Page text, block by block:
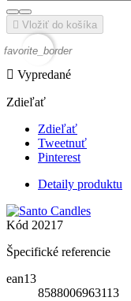
 Vložiť do košíka
favorite_border
 Vypredané
Zdieľať
Zdieľať
Tweetnuť
Pinterest
Detaily produktu
Kód 20217
Špecifické referencie
ean13
8588006963113